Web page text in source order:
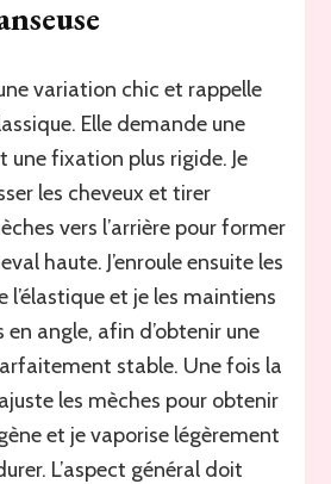
variation chic et rappelle
Elle demande une
une fixation plus rigide. Je
les cheveux et tirer
vers l’arrière pour former
haute. J’enroule ensuite les
l’élastique et je les maintiens
en angle, afin d’obtenir une
stable. Une fois la
les mèches pour obtenir
et je vaporise légèrement
L’aspect général doit